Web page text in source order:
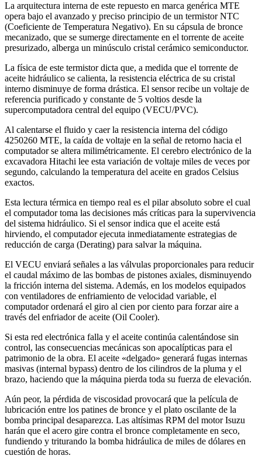
La arquitectura interna de este repuesto en marca genérica MTE
opera bajo el avanzado y preciso principio de un termistor NTC
(Coeficiente de Temperatura Negativo). En su cápsula de bronce
mecanizado, que se sumerge directamente en el torrente de aceite
presurizado, alberga un minúsculo cristal cerámico semiconductor.
La física de este termistor dicta que, a medida que el torrente de
aceite hidráulico se calienta, la resistencia eléctrica de su cristal
interno disminuye de forma drástica. El sensor recibe un voltaje de
referencia purificado y constante de 5 voltios desde la
supercomputadora central del equipo (VECU/PVC).
Al calentarse el fluido y caer la resistencia interna del código
4250260 MTE, la caída de voltaje en la señal de retorno hacia el
computador se altera milimétricamente. El cerebro electrónico de la
excavadora Hitachi lee esta variación de voltaje miles de veces por
segundo, calculando la temperatura del aceite en grados Celsius
exactos.
Esta lectura térmica en tiempo real es el pilar absoluto sobre el cual
el computador toma las decisiones más críticas para la supervivencia
del sistema hidráulico. Si el sensor indica que el aceite está
hirviendo, el computador ejecuta inmediatamente estrategias de
reducción de carga (Derating) para salvar la máquina.
El VECU enviará señales a las válvulas proporcionales para reducir
el caudal máximo de las bombas de pistones axiales, disminuyendo
la fricción interna del sistema. Además, en los modelos equipados
con ventiladores de enfriamiento de velocidad variable, el
computador ordenará el giro al cien por ciento para forzar aire a
través del enfriador de aceite (Oil Cooler).
Si esta red electrónica falla y el aceite continúa calentándose sin
control, las consecuencias mecánicas son apocalípticas para el
patrimonio de la obra. El aceite «delgado» generará fugas internas
masivas (internal bypass) dentro de los cilindros de la pluma y el
brazo, haciendo que la máquina pierda toda su fuerza de elevación.
Aún peor, la pérdida de viscosidad provocará que la película de
lubricación entre los patines de bronce y el plato oscilante de la
bomba principal desaparezca. Las altísimas RPM del motor Isuzu
harán que el acero gire contra el bronce completamente en seco,
fundiendo y triturando la bomba hidráulica de miles de dólares en
cuestión de horas.